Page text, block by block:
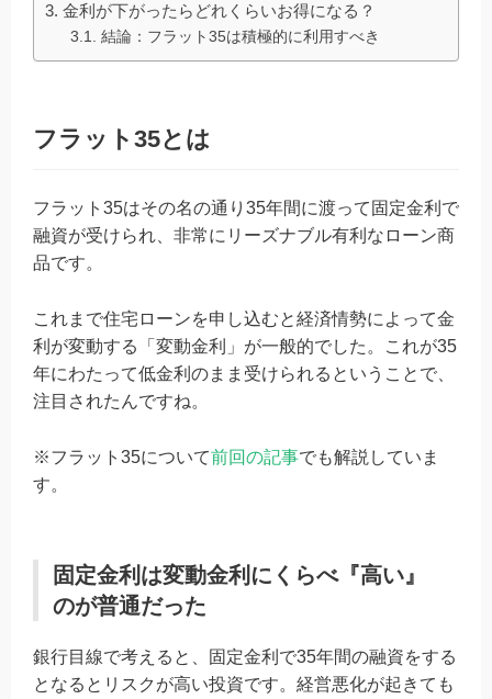
金利が下がったらどれくらいお得になる？
結論：フラット35は積極的に利用すべき
フラット35とは
フラット35はその名の通り35年間に渡って固定金利で
融資が受けられ、非常にリーズナブル有利なローン商
品です。
これまで住宅ローンを申し込むと経済情勢によって金
利が変動する「変動金利」が一般的でした。これが35
年にわたって低金利のまま受けられるということで、
注目されたんですね。
※フラット35について前回の記事でも解説していま
す。
固定金利は変動金利にくらべ『高い』
のが普通だった
銀行目線で考えると、固定金利で35年間の融資をする
となるとリスクが高い投資です。経営悪化が起きても